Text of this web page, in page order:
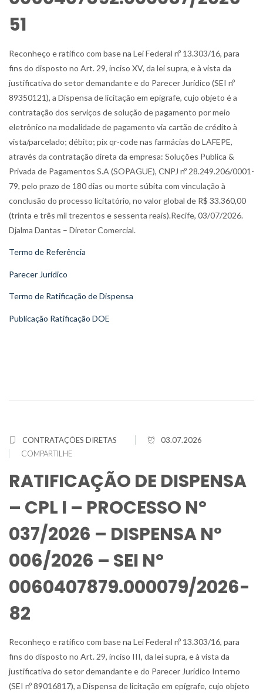
51
Reconheço e ratifico com base na Lei Federal nº 13.303/16, para
fins do disposto no Art. 29, inciso XV, da lei supra, e à vista da
justificativa do setor demandante e do Parecer Jurídico (SEI nº
89350121), a Dispensa de licitação em epígrafe, cujo objeto é a
contratação dos serviços de solução de pagamento por meio
eletrônico na modalidade de pagamento via cartão de crédito à
vista/parcelado; débito; pix qr-code nas farmácias do LAFEPE,
através da contratação direta da empresa: Soluções Publica &
Privada de Pagamentos S.A (SOPAGUE), CNPJ nº 28.249.206/0001-
79, pelo prazo de 180 dias ou morte súbita com vinculação à
conclusão do processo licitatório, no valor global de R$ 33.360,00
(trinta e três mil trezentos e sessenta reais).Recife, 03/07/2026.
Djalma Dantas – Diretor Comercial.
Termo de Referência
Parecer Jurídico
Termo de Ratificação de Dispensa
Publicação Ratificação DOE
CONTRATAÇÕES DIRETAS
03.07.2026
COMPARTILHE
RATIFICAÇÃO DE DISPENSA
– CPL I – PROCESSO Nº
037/2026 – DISPENSA Nº
006/2026 – SEI Nº
0060407879.000079/2026-
82
Reconheço e ratifico com base na Lei Federal nº 13.303/16, para
fins do disposto no Art. 29, inciso III, da lei supra, e à vista da
justificativa do setor demandante e do Parecer Jurídico Interno
(SEI nº 89016817), a Dispensa de licitação em epígrafe, cujo objeto